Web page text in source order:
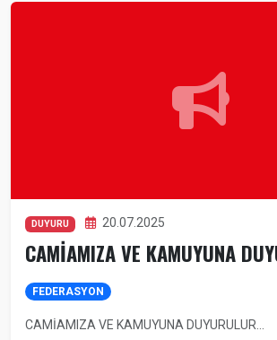
DUYURU 20.07.2025
CAMİAMIZA VE KAMUYUNA
FEDERASYON
CAMİAMIZA VE KAMUYUNA DUYURULUR...